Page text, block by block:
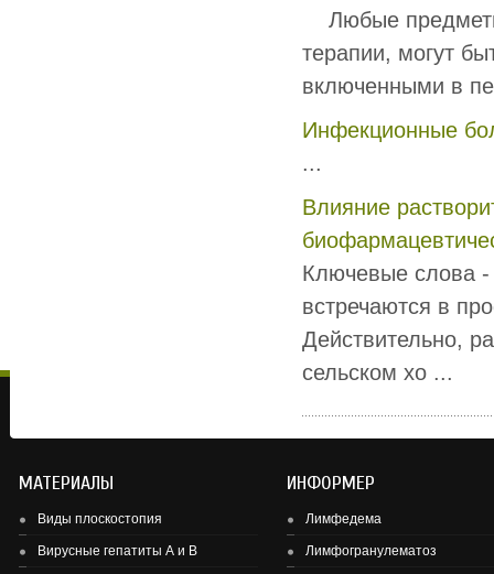
Любые
терапии, могут
включенными в
Инфекционные
...
Влияние
Ключевые слова -
встречаются в
Действительно,
сельском хо ...
МАТЕРИАЛЫ
Виды плоскостопия
Вирусные гепатиты А и В
ИНФОРМЕР
Лимфедема
Лимфогранулематоз